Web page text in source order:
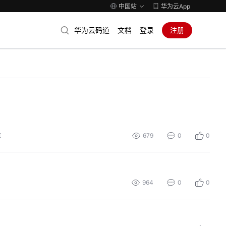
中国站 华为云App
华为云码道 文档 登录 注册
679 0 0
964 0 0